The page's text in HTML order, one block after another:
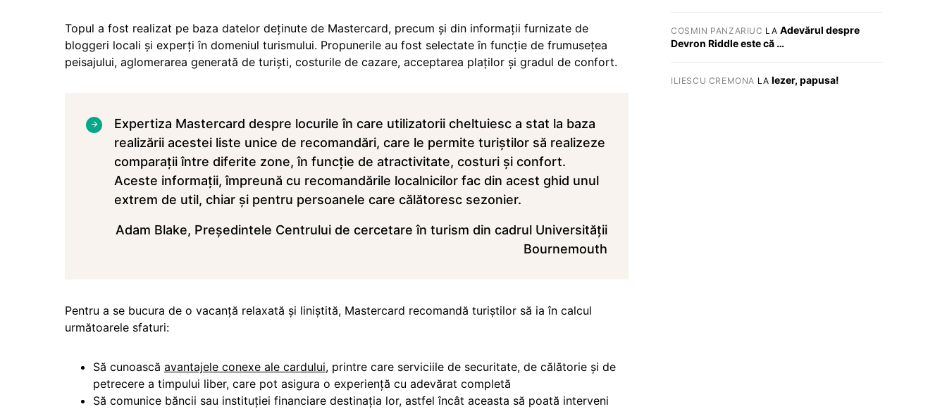
Topul a fost realizat pe baza datelor deţinute de Mastercard, precum şi din informaţii furnizate de
bloggeri locali şi experţi în domeniul turismului. Propunerile au fost selectate în funcţie de frumuseţea
peisajului, aglomerarea generată de turişti, costurile de cazare, acceptarea plaţilor şi gradul de confort.
Expertiza Mastercard despre locurile în care utilizatorii cheltuiesc a stat la baza
realizării acestei liste unice de recomandări, care le permite turiştilor să realizeze
comparaţii între diferite zone, în funcţie de atractivitate, costuri şi confort.
Aceste informaţii, împreună cu recomandările localnicilor fac din acest ghid unul
extrem de util, chiar şi pentru persoanele care călătoresc sezonier.
Adam Blake, Preşedintele Centrului de cercetare în turism din cadrul Universităţii
Bournemouth
Pentru a se bucura de o vacanţă relaxată şi liniştită, Mastercard recomandă turiştilor să ia în calcul
următoarele sfaturi:
Să cunoască avantajele conexe ale cardului, printre care serviciile de securitate, de călătorie şi de
petrecere a timpului liber, care pot asigura o experienţă cu adevărat completă
Să comunice băncii sau instituţiei financiare destinaţia lor, astfel încât aceasta să poată interveni
COSMIN PANZARIUC LA Adevărul despre
Devron Riddle este că …
ILIESCU CREMONA LA Iezer, papusa!